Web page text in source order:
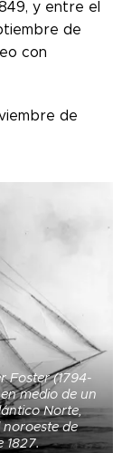
y entre el
de
con
de
Foster (1794-
medio de un
Norte,
de
1827.